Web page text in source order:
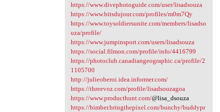
https://www.divephotoguide.com/user/lisadsouza
https://www.bitsdujour.com/profiles/m0m7Qy
https://www.toysoldiersunite.com/members/lisadso
uza/profile/
https://www.jumpinsport.com/users/lisadsouza
https://social.filmon.com/profile/info/4416799
https://photoclub.canadiangeographic.ca/profile/2
1105700
http://julieoberoi.idea.informer.com/
https://threevoz.com/profile/lisadsouzagoa
https://www.producthunt.com/@lisa_dsouza
https://bimber.bringthepixel.com/bunchy/buddypr